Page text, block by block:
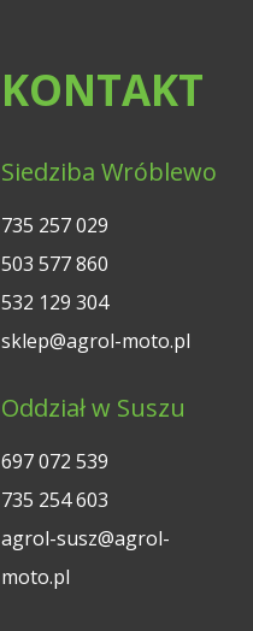
KONTAKT
Siedziba Wróblewo
735 257 029
503 577 860
532 129 304
sklep@agrol-moto.pl
Oddział w Suszu
697 072 539
735 254 603
agrol-susz@agrol-
moto.pl